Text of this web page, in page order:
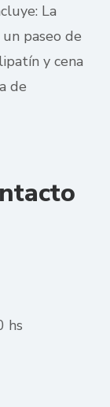
La
paseo de
y cena
de
hs